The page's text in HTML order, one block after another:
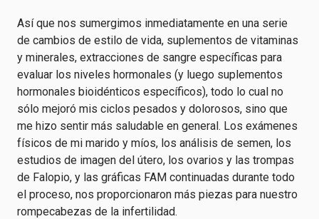
Así que nos sumergimos inmediatamente en una serie
de cambios de estilo de vida, suplementos de vitaminas
y minerales, extracciones de sangre específicas para
evaluar los niveles hormonales (y luego suplementos
hormonales bioidénticos específicos), todo lo cual no
sólo mejoró mis ciclos pesados y dolorosos, sino que
me hizo sentir más saludable en general. Los exámenes
físicos de mi marido y míos, los análisis de semen, los
estudios de imagen del útero, los ovarios y las trompas
de Falopio, y las gráficas FAM continuadas durante todo
el proceso, nos proporcionaron más piezas para nuestro
rompecabezas de la infertilidad.